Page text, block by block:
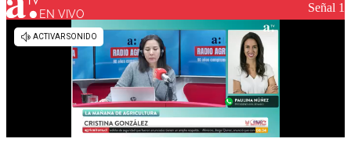
Los comentarios son moderados para garantizar un
diálogo respetuoso.
EN VIVO Señal 1